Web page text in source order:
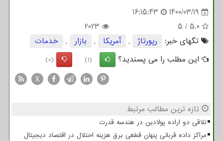
1400/03/19
16:15:43
5.0
/
5
2023
تگهای خبر:
رپورتاژ , آمریكا , بازار ,
خدمات
این مطلب را می پسندید؟
(1)
(0)
X
تازه ترین مطالب مرتبط
تلاقی دو اراده پولادین در هندسه قدرت
مراکز داده قربانی پنهان قطعی برق هزینه اختلال در اقتصاد دیجیتال